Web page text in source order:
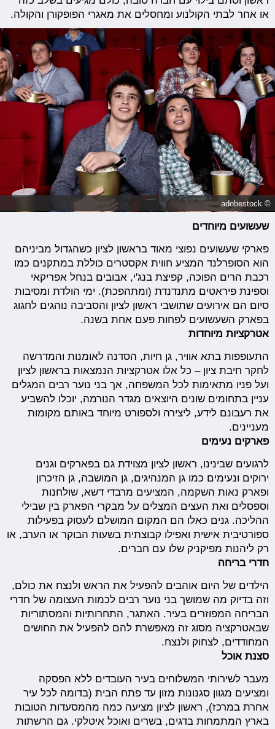
או אחר לבתי הקולנוע ומחסלים את מאגרי הפופקורן והקולה.
© adobestock
שעשועים מיוחדים
פארקי שעשועים נפוצי מאוד בראשון לציון כשהגדול מביניהם
הוא הסופרלנד המציע חווית אקסטרים כוללת במתקנים כמו
רכבת הרים הפוכה, קפיצת בנג'י, אבובים בנחל אפריקאי
וספינת פיראטים מתנדנדת (ומתהפכת). ימי הולדת ומסיבות
סיום הם אירועים שתושבי ראשון לציון והסביבה נוהגים לחגוג
בפארק השעשועים לפחות פעם אחת בשנה.
אטרקציות מיוחדות
התעופפות בתא אוויר, גן חיות, הסדנה לאומנות והמדרשה
לחקר חיבת ציון – כל אלו אטרקציות הנמצאות בראשון לציון
ועל פניו מתאימות לכל המשפחה, אך בני נוער רבים המגלים
עניין בתחומים שונים היוצאים מגדר הנורמה, יוכלו להשביע
את רעבונם לידע, ליצירה ולספורט מיוחד באותם מקומות
מעניינים.
פארקים נעימים
לרגועים שבינינו, ראשון לציון מצוידת גם בפארקים וגנים
ירוקים ונעימים כמו גן המנהיגים, גן המושבה, גן הזיכרון
ופארק נאות השקמה, המציעים מרבדי דשא, שולחנות
וספסלים ואת העצים המצלים על מבקרי הפארק בין שבילי
ההליכה. גנים כאלו הם המקום המושלם לעסוק בפעילות
ספורטיבית אישית ואפילו קבוצתית בשעות הבוקר או הערב, או
רק ליהנות מפיקניק שלו עם חברים.
חדרי בריחה
הילדים של היום אוהבים להפעיל את הראש ולנצח את כולם,
וזה בדיוק מה שמושך בני נוער רבים לכמות העצומה של חדרי
הבריחה המפוזרים בעיר. האתגר, התחרותיות והמסתוריות
שבאטרקציה מסוג זה מאפשרת להם להפעיל את החושים
המחודדים, לצחוק ולנצח.
סצנת אוכל
מעבר לשירותי המשלוחים בעיר העובדים ללא הפסקה
ומציעים מגוון סגנונות מזון עד פתח הבית (בדומה לכל עיר
אחרת במרכז), ראשון לציון מציעה כמה מהמסעדות הטובות
בארץ המתמחות בדגים, בשרים ואוכל איטלקי. גם הרשתות